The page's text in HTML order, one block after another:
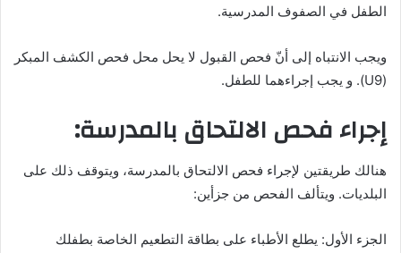
الطفل في الصفوف المدرسية.
ويجب الانتباه إلى أنّ فحص القبول لا يحل محل فحص الكشف المبكر
(U9). و يجب إجراءهما للطفل.
إجراء فحص الالتحاق بالمدرسة:
هنالك طريقتين لإجراء فحص الالتحاق بالمدرسة، ويتوقف ذلك على
البلديات. ويتألف الفحص من جزأين:
الجزء الأول: يطلع الأطباء على بطاقة التطعيم الخاصة بطفلك